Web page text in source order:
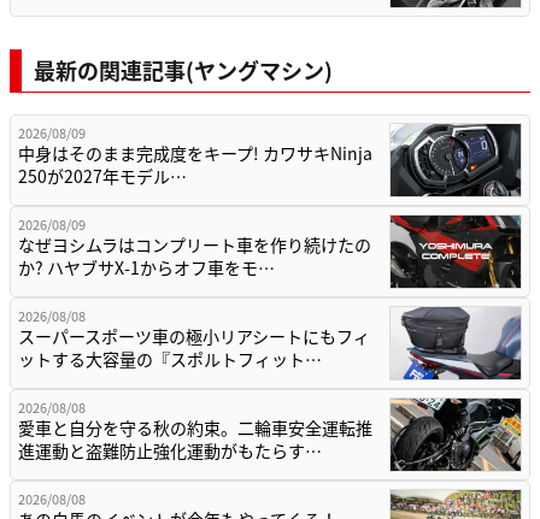
最新の関連記事(ヤングマシン)
2026/08/09
中身はそのまま完成度をキープ! カワサキNinja
250が2027年モデル…
2026/08/09
なぜヨシムラはコンプリート車を作り続けたの
か? ハヤブサX-1からオフ車をモ…
2026/08/08
スーパースポーツ車の極小リアシートにもフィ
ットする大容量の『スポルトフィット…
2026/08/08
愛車と自分を守る秋の約束。二輪車安全運転推
進運動と盗難防止強化運動がもたらす…
2026/08/08